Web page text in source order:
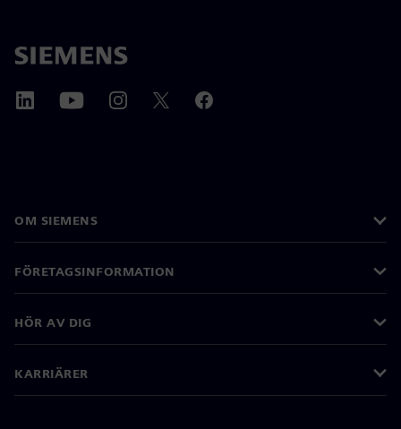
OM SIEMENS
FÖRETAGSINFORMATION
HÖR AV DIG
KARRIÄRER